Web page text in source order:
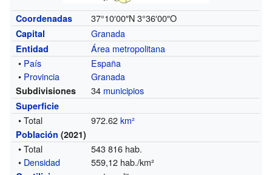
Coordenadas 37°10′00″N 3°36′00″O
Capital Granada
Entidad
Área metropolitana
• País
España
• Provincia Granada
Subdivisiones 34 municipios
Superficie
• Total 972.62km²
Población (2021)
• Total
543 816 hab.
• Densidad 559,12 hab./km²